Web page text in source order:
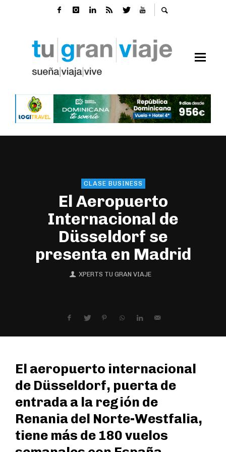
CLASE BUSINESS
El Aeropuerto
Internacional de
Düsseldorf se
presenta en Madrid
XPERTS TU GRAN VIAJE
El aeropuerto internacional
de Düsseldorf, puerta de
entrada a la región de
Renania del Norte-Westfalia,
tiene más de 180 vuelos